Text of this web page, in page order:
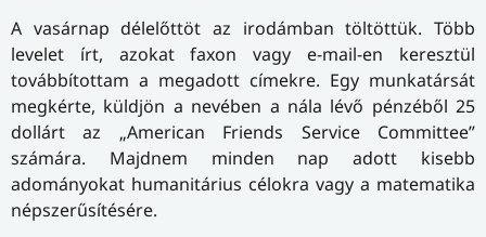
A vasárnap délelőttöt az irodámban töltöttük. Több
levelet írt, azokat faxon vagy e-mail-en keresztül
továbbítottam a megadott címekre. Egy munkatársát
megkérte, küldjön a nevében a nála lévő pénzéből 25
dollárt az „American Friends Service Committee”
számára. Majdnem minden nap adott kisebb
adományokat humanitárius célokra vagy a matematika
népszerűsítésére.